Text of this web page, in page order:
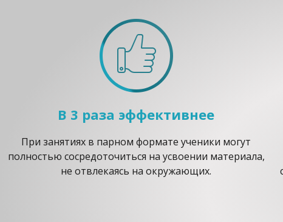
В 3 раза эффективнее
При занятиях в парном формате ученики могут
полностью сосредоточиться на усвоении материала,
не отвлекаясь на окружающих.